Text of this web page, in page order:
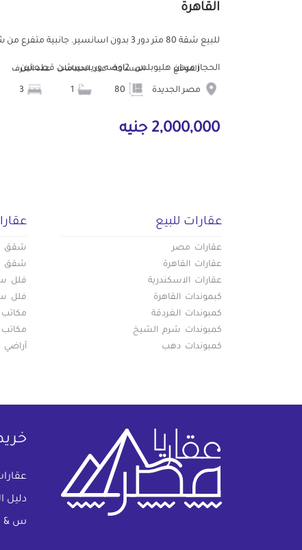
القاهرة
للبيع شقة 80 متر دور 3 بدون اسانسير. جانبية متفرع
الحجاز ميدان هليوبلس. 2اوضه وريسيبشن قطعتين...
الموقع
مصر الجديدة
المساحة عدد الحمامات عدد الغرف
2,000,000 جنيه
عقارات للبيع
عقارات مصر
عقارات القاهرة
عقارات الاسكندرية
كبموندات القاهرة
كمبوندات الغردقة
كمبوندات شرم الشيخ
كمبوندات دهب
شقق
شقق
فلل
فلل
مكاتب
مكاتب
أراضي
دليل
س &